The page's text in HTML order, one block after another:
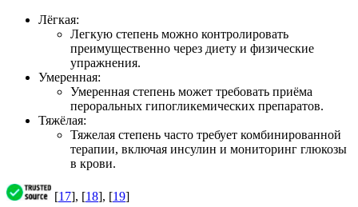
Лёгкая:
Легкую степень можно контролировать
преимущественно через диету и физические
упражнения.
Умеренная:
Умеренная степень может требовать приёма
пероральных гипогликемических препаратов.
Тяжёлая:
Тяжелая степень часто требует комбинированной
терапии, включая инсулин и мониторинг глюкозы
в крови.
[17], [18], [19]